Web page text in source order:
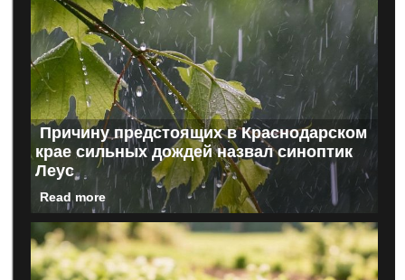
Причину предстоящих в Краснодарском
крае сильных дождей назвал синоптик
Леус
Read more